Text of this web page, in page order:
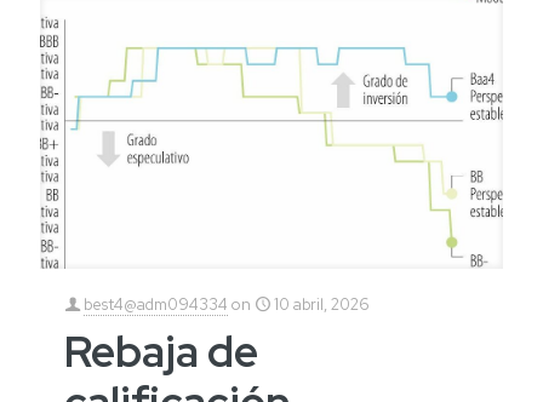
best4@adm094334 on 10 abril, 2026
Rebaja de